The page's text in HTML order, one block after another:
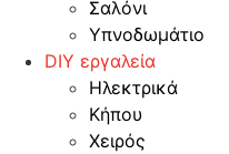
Σαλόνι
Υπνοδωμάτιο
DIY εργαλεία
Ηλεκτρικά
Κήπου
Χειρός